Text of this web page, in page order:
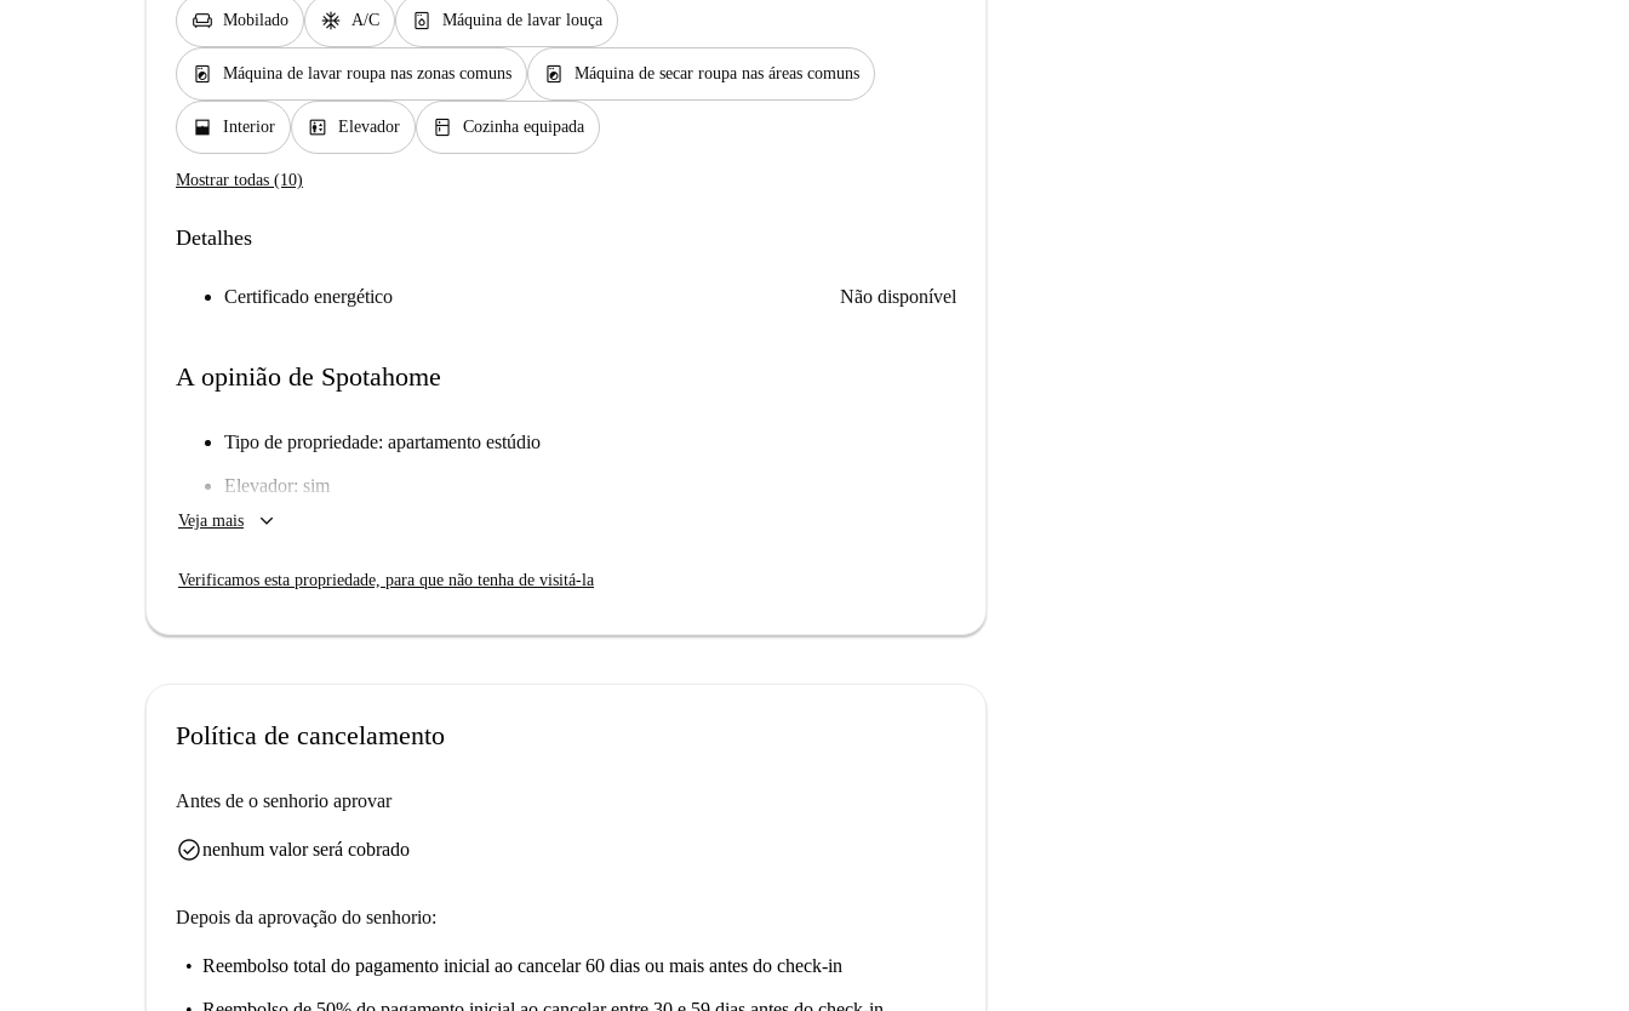
chair Mobilado ac_unit A/C dishwasher_gen Máquina de lavar louça
local_laundry_service Máquina de lavar roupa nas zonas comuns local_laundry_service Máquina de secar roupa nas áreas comuns
window_open Interior elevator Elevador kitchen Cozinha equipada
Mostrar todas (10)
Detalhes
Certificado energético Não disponível
A opinião de Spotahome
Tipo de propriedade: apartamento estúdio
Elevador: sim
Número de banheiros: 1
Wi-Fi instalado: não
Veja mais keyboard_arrow_down
Verificamos esta propriedade, para que não tenha de visitá-la
Política de cancelamento
Antes de o senhorio aprovar
check_circlenenhum valor será cobrado
Depois da aprovação do senhorio:
Reembolso total do pagamento inicial ao cancelar 60 dias ou mais antes do check-in